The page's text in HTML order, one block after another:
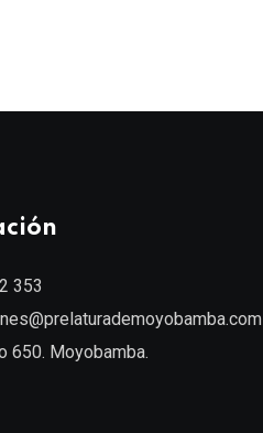
353
650. Moyobamba.